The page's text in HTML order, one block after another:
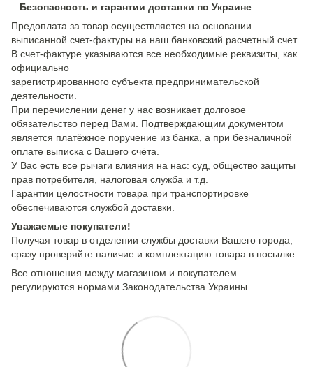
Безопасность и гарантии доставки по Украине
Предоплата за товар осуществляется на основании
выписанной счет-фактуры на наш банковский расчетный счет.
В счет-фактуре указываются все необходимые реквизиты, как
официально
зарегистрированного субъекта предпринимательской
деятельности.
При перечислении денег у нас возникает долговое
обязательство перед Вами. Подтверждающим документом
является платёжное поручение из банка, а при безналичной
оплате выписка с Вашего счёта.
У Вас есть все рычаги влияния на нас: суд, общество защиты
прав потребителя, налоговая служба и т.д.
Гарантии целостности товара при транспортировке
обеспечиваются службой доставки.
Уважаемые покупатели!
Получая товар в отделении службы доставки Вашего города,
сразу проверяйте наличие и комплектацию товара в посылке.
Все отношения между магазином и покупателем
регулируются нормами Законодательства Украины.